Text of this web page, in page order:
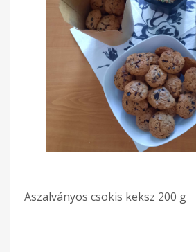
Aszalványos csokis keksz 200 g